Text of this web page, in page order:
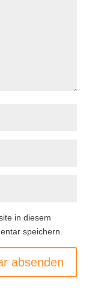
in diesem
speichern.